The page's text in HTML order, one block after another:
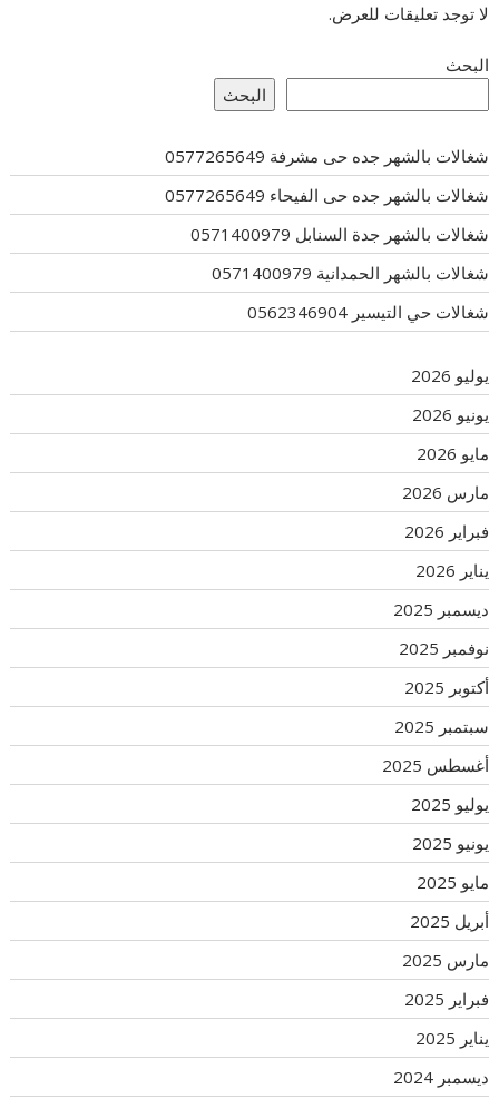
لا توجد تعليقات للعرض.
البحث
البحث
شغالات بالشهر جده حى مشرفة 0577265649
شغالات بالشهر جده حى الفيحاء 0577265649
شغالات بالشهر جدة السنابل 0571400979
شغالات بالشهر الحمدانية 0571400979
شغالات حي التيسير 0562346904
يوليو 2026
يونيو 2026
مايو 2026
مارس 2026
فبراير 2026
يناير 2026
ديسمبر 2025
نوفمبر 2025
أكتوبر 2025
سبتمبر 2025
أغسطس 2025
يوليو 2025
يونيو 2025
مايو 2025
أبريل 2025
مارس 2025
فبراير 2025
يناير 2025
ديسمبر 2024